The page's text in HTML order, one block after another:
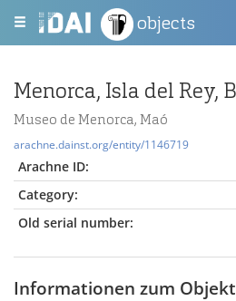
objects
Museo de Menorca, Maó
arachne.dainst.org/entity/1146719
Arachne ID:
Category:
Old serial number:
Informationen zum Objekt